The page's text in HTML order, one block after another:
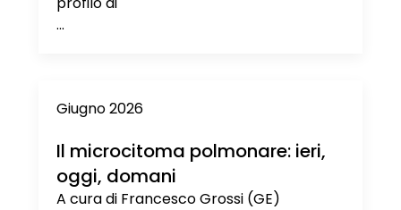
...
Giugno 2026
Il microcitoma polmonare: ieri,
oggi, domani
A cura di Francesco Grossi (GE)